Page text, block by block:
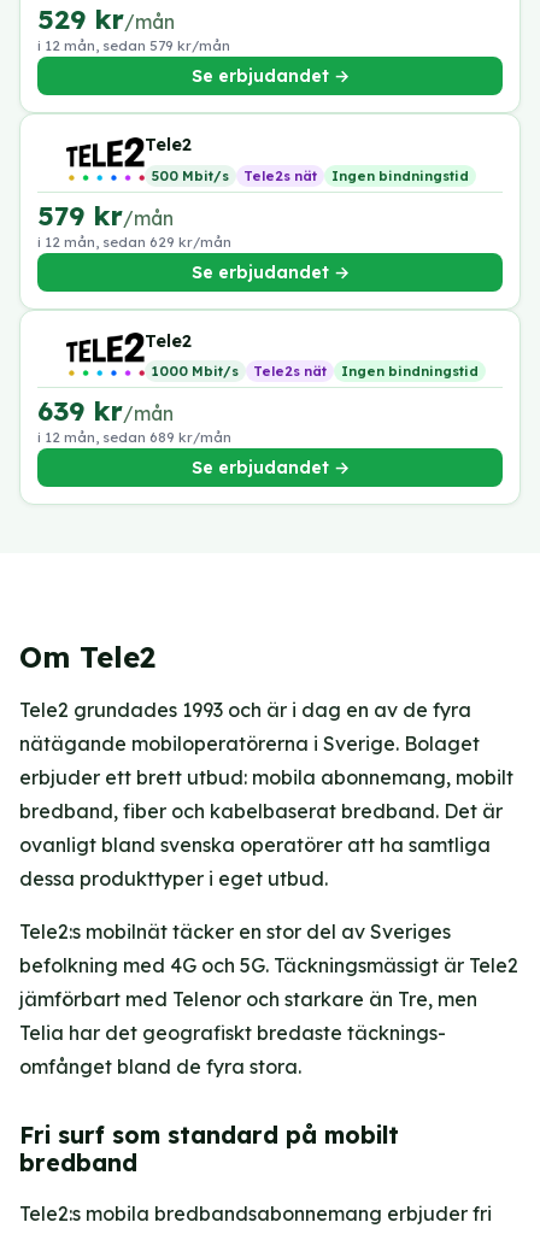
529 kr/mån
i 12 mån, sedan 579 kr/mån
Se erbjudandet →
Tele2
500 Mbit/s Tele2s nät Ingen bindningstid
579 kr/mån
i 12 mån, sedan 629 kr/mån
Se erbjudandet →
Tele2
1000 Mbit/s Tele2s nät Ingen bindningstid
639 kr/mån
i 12 mån, sedan 689 kr/mån
Se erbjudandet →
Om Tele2
Tele2 grundades 1993 och är i dag en av de fyra
nätägande mobiloperatörerna i Sverige. Bolaget
erbjuder ett brett utbud: mobila abonnemang, mobilt
bredband, fiber och kabelbaserat bredband. Det är
ovanligt bland svenska operatörer att ha samtliga
dessa produkttyper i eget utbud.
Tele2:s mobilnät täcker en stor del av Sveriges
befolkning med 4G och 5G. Täckningsmässigt är Tele2
jämförbart med Telenor och starkare än Tre, men
Telia har det geogra­fiskt bredaste täcknings­
omfånget bland de fyra stora.
Fri surf som standard på mobilt
bredband
Tele2:s mobila bredbandsabonnemang erbjuder fri